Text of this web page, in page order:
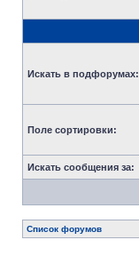
Искать в подфорумах:
Поле сортировки:
Искать сообщения за:
Список форумов